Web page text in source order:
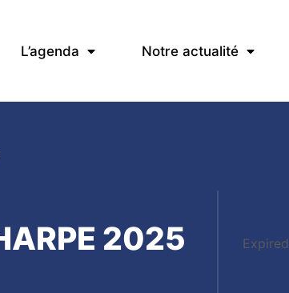
L’agenda Notre actualité
2025 Expired